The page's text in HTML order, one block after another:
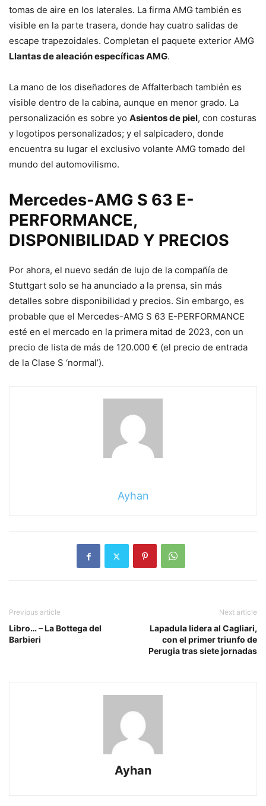
tomas de aire en los laterales. La firma AMG también es
visible en la parte trasera, donde hay cuatro salidas de
escape trapezoidales. Completan el paquete exterior AMG
Llantas de aleación específicas AMG.
La mano de los diseñadores de Affalterbach también es
visible dentro de la cabina, aunque en menor grado. La
personalización es sobre yo Asientos de piel, con costuras
y logotipos personalizados; y el salpicadero, donde
encuentra su lugar el exclusivo volante AMG tomado del
mundo del automovilismo.
Mercedes-AMG S 63 E-
PERFORMANCE,
DISPONIBILIDAD Y PRECIOS
Por ahora, el nuevo sedán de lujo de la compañía de
Stuttgart solo se ha anunciado a la prensa, sin más
detalles sobre disponibilidad y precios. Sin embargo, es
probable que el Mercedes-AMG S 63 E-PERFORMANCE
esté en el mercado en la primera mitad de 2023, con un
precio de lista de más de 120.000 € (el precio de entrada
de la Clase S ‘normal’).
Ayhan
Previous article
Libro… – La Bottega del
Barbieri
Next article
Lapadula lidera al Cagliari,
con el primer triunfo de
Perugia tras siete jornadas
Ayhan